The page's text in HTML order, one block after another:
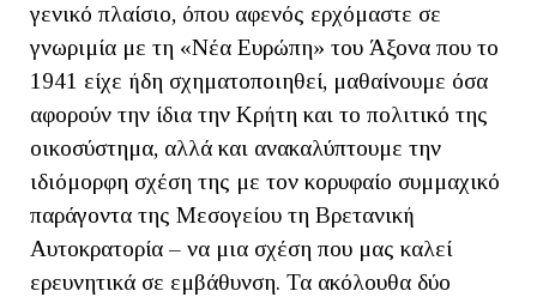
γενικό πλαίσιο, όπου αφενός ερχόμαστε σε
γνωριμία με τη «Νέα Ευρώπη» του Άξονα που το
1941 είχε ήδη σχηματοποιηθεί, μαθαίνουμε όσα
αφορούν την ίδια την Κρήτη και το πολιτικό της
οικοσύστημα, αλλά και ανακαλύπτουμε την
ιδιόμορφη σχέση της με τον κορυφαίο συμμαχικό
παράγοντα της Μεσογείου τη Βρετανική
Αυτοκρατορία – να μια σχέση που μας καλεί
ερευνητικά σε εμβάθυνση. Τα ακόλουθα δύο